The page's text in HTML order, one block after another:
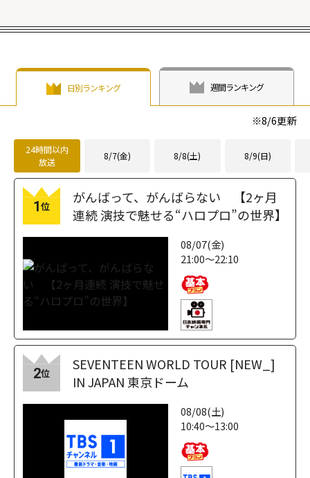
日別ランキング 週間ランキング
※8/6更新
24時間以内
放送
8/7(金) 8/8(土) 8/9(日)
1位
がんばって、がんばらない 【2ヶ月
連続 演技で魅せる“ハロプロ”の世界】
08/07(金)
21:00～22:10
2位
SEVENTEEN WORLD TOUR [NEW_]
IN JAPAN 東京ドーム
08/08(土)
10:40～13:00